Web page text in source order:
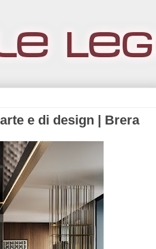
e di design | Brera